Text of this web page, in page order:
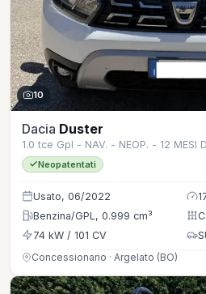
10
Dacia Duster
1.0 tce Gpl - NAV. - NEOP. - 12 MESI
Neopatentati
Usato, 06/2022
Benzina/GPL, 0.999 cm³
74 kW / 101 CV
Concessionario · Argelato (BO)